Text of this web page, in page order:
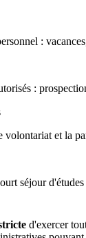
:
:
et la
séjour
d'exercer